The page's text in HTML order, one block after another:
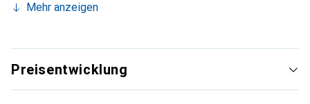
Mehr anzeigen
Preisentwicklung